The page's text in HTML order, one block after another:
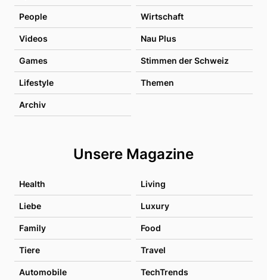
People Wirtschaft
Videos Nau Plus
Games Stimmen der Schweiz
Lifestyle Themen
Archiv
Unsere Magazine
Health Living
Liebe Luxury
Family Food
Tiere Travel
Automobile TechTrends